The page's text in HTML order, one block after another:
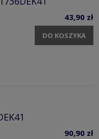
43,90 zł
DO KOSZYKA
90,90 zł